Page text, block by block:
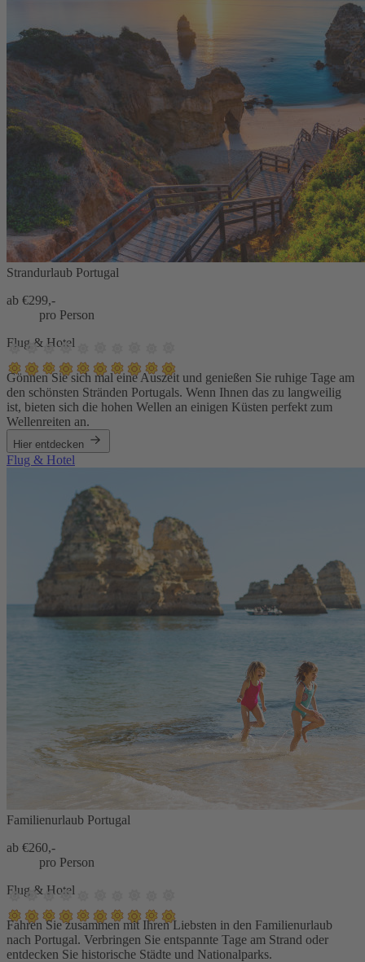
Strandurlaub Portugal
ab €299,-
pro Person
Flug & Hotel
Gönnen Sie sich mal eine Auszeit und genießen Sie ruhige Tage am
den schönsten Stränden Portugals. Wenn Ihnen das zu langweilig
ist, bieten sich die hohen Wellen an einigen Küsten perfekt zum
Wellenreiten an.
Hier entdecken
Flug & Hotel
Familienurlaub Portugal
ab €260,-
pro Person
Flug & Hotel
Fahren Sie zusammen mit Ihren Liebsten in den Familienurlaub
nach Portugal. Verbringen Sie entspannte Tage am Strand oder
entdecken Sie historische Städte und Nationalparks.